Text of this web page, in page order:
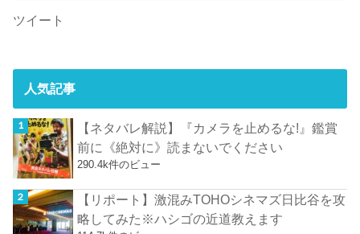
ツイート
人気記事
【ネタバレ解説】『カメラを止めるな!』鑑賞
前に《絶対に》読まないでください
290.4k件のビュー
【リポート】激混みTOHOシネマズ日比谷を攻
略してみた※ハシゴの近道教えます